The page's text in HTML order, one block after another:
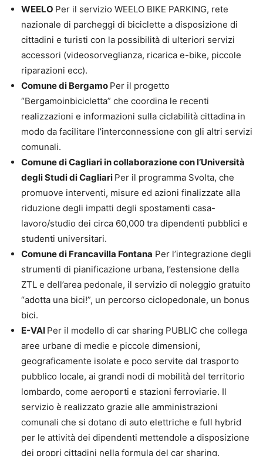
WEELO Per il servizio WEELO BIKE PARKING, rete
nazionale di parcheggi di biciclette a disposizione di
cittadini e turisti con la possibilità di ulteriori servizi
accessori (videosorveglianza, ricarica e-bike, piccole
riparazioni ecc).
Comune di Bergamo Per il progetto
“Bergamoinbicicletta” che coordina le recenti
realizzazioni e informazioni sulla ciclabilità cittadina in
modo da facilitare l’interconnessione con gli altri servizi
comunali.
Comune di Cagliari in collaborazione con l’Università
degli Studi di Cagliari Per il programma Svolta, che
promuove interventi, misure ed azioni finalizzate alla
riduzione degli impatti degli spostamenti casa-
lavoro/studio dei circa 60,000 tra dipendenti pubblici e
studenti universitari.
Comune di Francavilla Fontana Per l’integrazione degli
strumenti di pianificazione urbana, l’estensione della
ZTL e dell’area pedonale, il servizio di noleggio gratuito
“adotta una bici!”, un percorso ciclopedonale, un bonus
bici.
E-VAI Per il modello di car sharing PUBLIC che collega
aree urbane di medie e piccole dimensioni,
geograficamente isolate e poco servite dal trasporto
pubblico locale, ai grandi nodi di mobilità del territorio
lombardo, come aeroporti e stazioni ferroviarie. Il
servizio è realizzato grazie alle amministrazioni
comunali che si dotano di auto elettriche e full hybrid
per le attività dei dipendenti mettendole a disposizione
dei propri cittadini nella formula del car sharing.